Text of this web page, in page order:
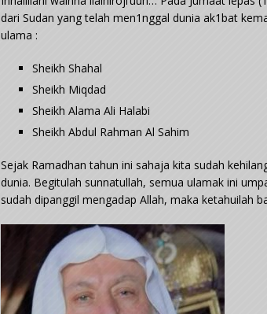
dari Sudan yang telah men1nggal dunia ak1bat
ulama :
Sheikh Shahal
Sheikh Miqdad
Sheikh Alama Ali Halabi
Sheikh Abdul Rahman Al Sahim
Sejak Ramadhan tahun ini sahaja kita sudah
dunia. Begitulah sunnatullah, semua ulamak ini
sudah dipanggil mengadap Allah, maka ketahuilah